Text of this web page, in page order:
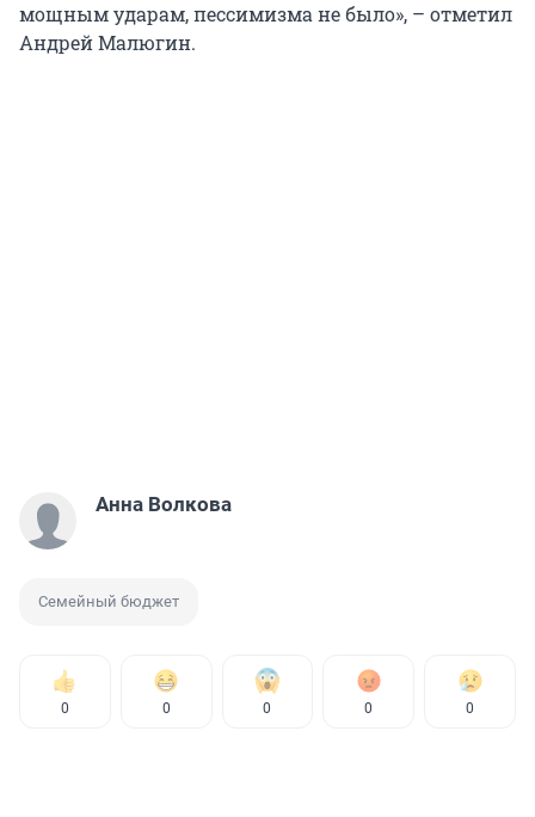
мощным ударам, пессимизма не было», – отметил
Андрей Малюгин.
Анна Волкова
Семейный бюджет
0 0 0 0 0